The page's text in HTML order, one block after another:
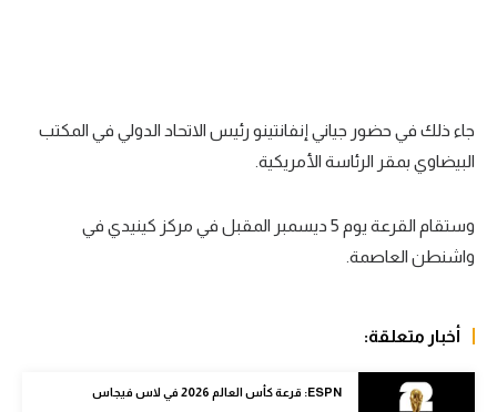
سعودي في الجول
الدوري الإسباني
رياضات أخرى
جاء ذلك في حضور جياني إنفانتينو رئيس الاتحاد الدولي في المكتب
البيضاوي بمقر الرئاسة الأمريكية.
وستقام القرعة يوم 5 ديسمبر المقبل في مركز كينيدي في
واشنطن العاصمة.
أخبار متعلقة:
ESPN: قرعة كأس العالم 2026 في لاس فيجاس